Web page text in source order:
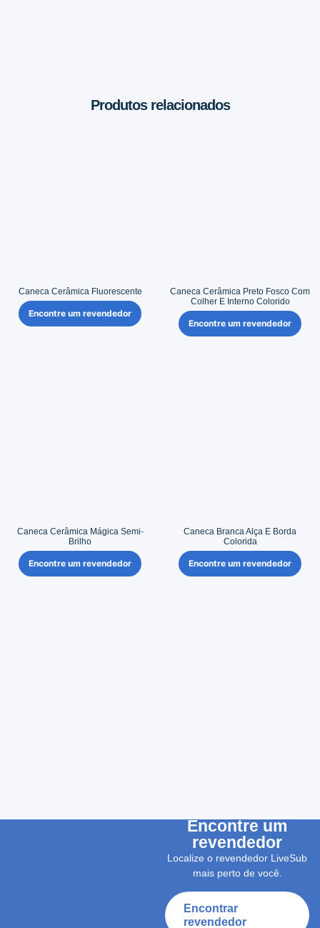
Produtos relacionados
Caneca Cerâmica Fluorescente
Encontre um revendedor
Caneca Cerâmica Preto Fosco Com
Colher E Interno Colorido
Encontre um revendedor
Caneca Cerâmica Mágica Semi-
Brilho
Encontre um revendedor
Caneca Branca Alça E Borda
Colorida
Encontre um revendedor
Encontre um
revendedor
Localize o revendedor LiveSub
mais perto de você.
Encontrar
revendedor